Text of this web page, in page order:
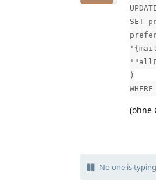
SET
)
(ohne
No one is typing